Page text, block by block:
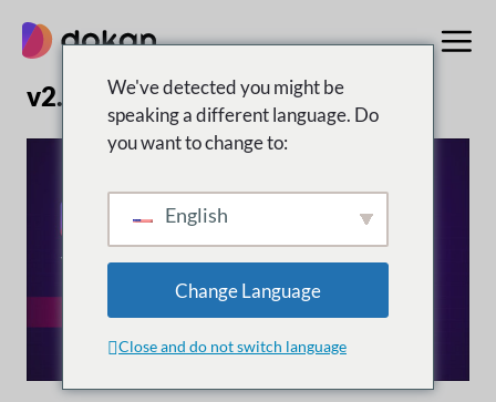
contenu
v2.6.6 | 22 octobre 2017
We've detected you might be
speaking a different language. Do
you want to change to:
English
Change Language
Close and do not switch language